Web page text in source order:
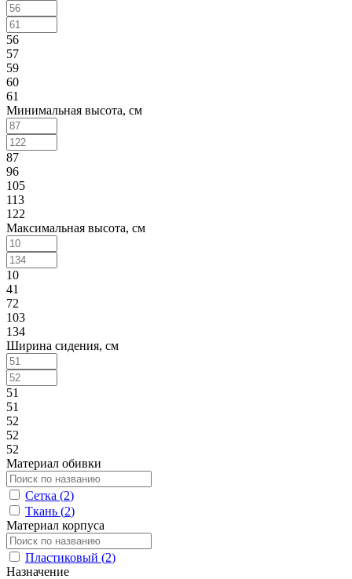
56
57
59
60
61
Минимальная высота, см
87
96
105
113
122
Максимальная высота, см
10
41
72
103
134
Ширина сидения, см
51
51
52
52
52
Материал обивки
Сетка (2)
Ткань (2)
Материал корпуса
Пластиковый (2)
Назначение